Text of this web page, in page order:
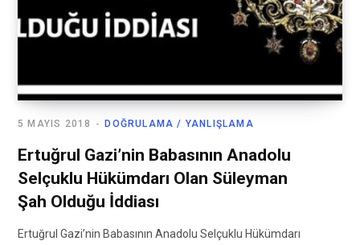
DOĞRULAMA / YANLIŞLAMA
5 MAYIS 2018
Ertuğrul Gazi’nin Babasının Anadolu
Selçuklu Hükümdarı Olan Süleyman
Şah Olduğu İddiası
Ertuğrul Gazi’nin Babasının Anadolu Selçuklu Hükümdarı